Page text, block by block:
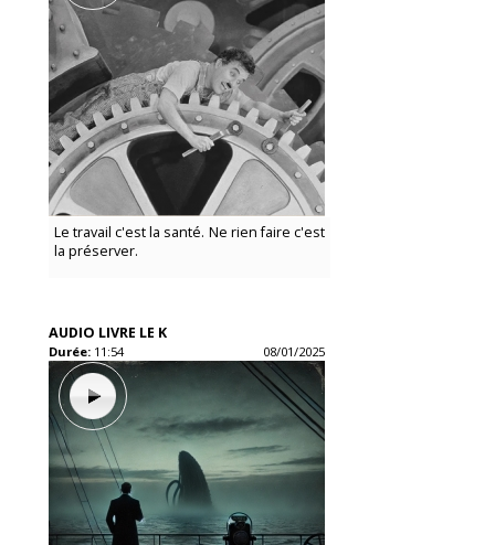
Le travail c'est la santé. Ne rien faire c'est
la préserver.
AUDIO LIVRE LE K
Durée: 11:54 08/01/2025